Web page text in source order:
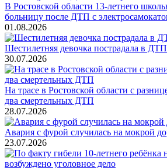
В Ростовской области 13-летнего
больницу после ДТП с
01.08.2026
Шестилетняя девочка пострадала в
30.07.2026
На трасе в Ростовской области с
два смертельных ДТП
28.07.2026
Авария с фурой случилась на мокрой
23.07.2026